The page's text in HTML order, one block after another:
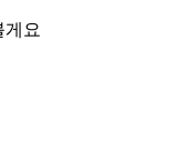
게요